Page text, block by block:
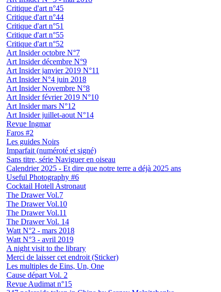
Critique d'art n°45
Critique d'art n°44
Critique d'art n°51
Critique d'art n°55
Critique d'art n°52
Art Insider octobre N°7
Art Insider décembre N°9
Art Insider janvier 2019 N°11
Art Insider N°4 juin 2018
Art Insider Novembre N°8
Art Insider février 2019 N°10
Art Insider mars N°12
Art Insider juillet-aout N°14
Revue Ingmar
Faros #2
Les guides Noirs
Imparfait (numéroté et signé)
Sans titre, série Naviguer en oiseau
Calendrier 2025 - Et dire que notre terre a déjà 2025 ans
Useful Photography #6
Cocktail Hotell Astronaut
The Drawer Vol.7
The Drawer Vol.10
The Drawer Vol.11
The Drawer Vol. 14
Watt N°2 - mars 2018
Watt N°3 - avril 2019
A night visit to the library
Merci de laisser cet endroit (Sticker)
Les multiples de Eins, Un, One
Cause départ Vol. 2
Revue Audimat n°15